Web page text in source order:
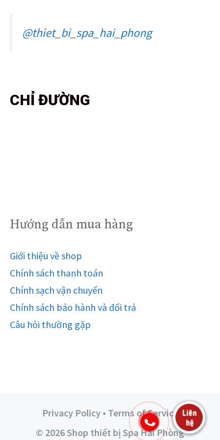
@thiet_bi_spa_hai_phong
CHỈ ĐƯỜNG
Hướng dẫn mua hàng
Giới thiệu về shop
Chính sách thanh toán
Chính sạch vận chuyển
Chính sách bảo hành và đổi trả
Câu hỏi thường gặp
Privacy Policy • Terms of Service
© 2026 Shop thiết bị Spa Hải Phòng